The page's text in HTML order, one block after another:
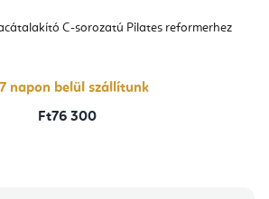
C-sorozatú Pilates reformerhez
napon belül szállítunk
Ft76 300